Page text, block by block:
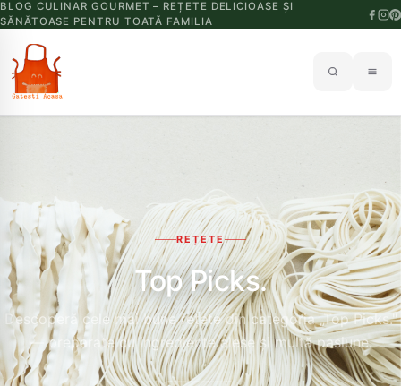
BLOG CULINAR GOURMET – REȚETE DELICIOASE ȘI
SĂNĂTOASE PENTRU TOATĂ FAMILIA
REȚETE
Top Picks.
Descoperă cele mai bune rețete din categoria „Top Picks."
— preparate cu ingrediente alese și multă pasiune.